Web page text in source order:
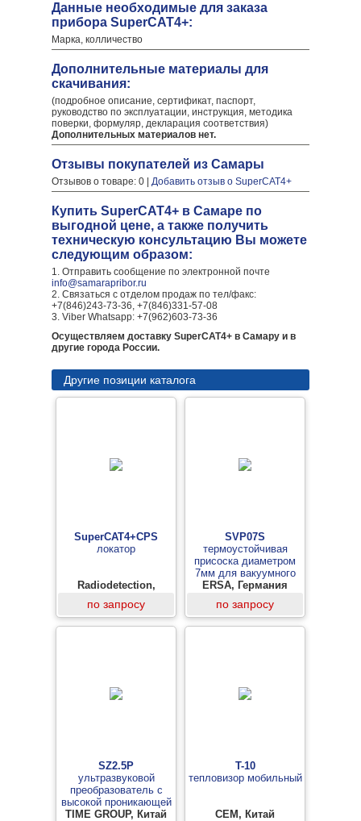
Данные необходимые для заказа
прибора SuperCAT4+:
Марка, колличество
Дополнительные материалы для
скачивания:
(подробное описание, сертификат, паспорт,
руководство по эксплуатации, инструкция, методика
поверки, формуляр, декларация соответствия)
Дополнительных материалов нет.
Отзывы покупателей из Самары
Отзывов о товаре: 0 | Добавить отзыв о SuperCAT4+
Купить SuperCAT4+ в Самаре по
выгодной цене, а также получить
техническую консультацию Вы можете
следующим образом:
1. Отправить сообщение по электронной почте
info@samarapribor.ru
2. Связаться с отделом продаж по тел/факс:
+7(846)243-73-36, +7(846)331-57-08
3. Viber Whatsapp: +7(962)603-73-36
Осуществляем доставку SuperCAT4+ в Самару и в
другие города России.
Другие позиции каталога
SuperCAT4+CPS
локатор
Radiodetection,
по запросу
SVP07S
термоустойчивая
присоска диаметром
7мм для вакуумного
манипулятра VacPen
ERSA, Германия
по запросу
SZ2.5P
ультразвуковой
преобразователь с
высокой проникающей
способностью
TIME GROUP, Китай
T-10
тепловизор мобильный
CEM, Китай